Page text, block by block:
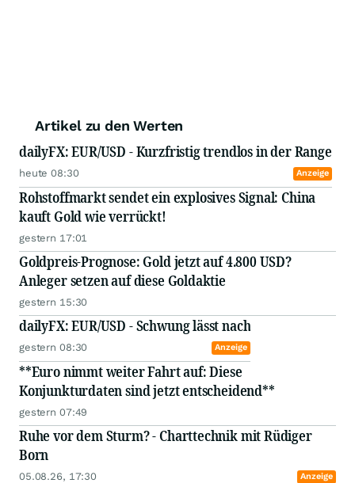
Artikel zu den Werten
dailyFX: EUR/USD - Kurzfristig trendlos in der Range
heute 08:30 Anzeige
Rohstoffmarkt sendet ein explosives Signal: China
kauft Gold wie verrückt!
gestern 17:01
Goldpreis-Prognose: Gold jetzt auf 4.800 USD?
Anleger setzen auf diese Goldaktie
gestern 15:30
dailyFX: EUR/USD - Schwung lässt nach
gestern 08:30 Anzeige
**Euro nimmt weiter Fahrt auf: Diese
Konjunkturdaten sind jetzt entscheidend**
gestern 07:49
Ruhe vor dem Sturm? - Charttechnik mit Rüdiger
Born
05.08.26, 17:30 Anzeige